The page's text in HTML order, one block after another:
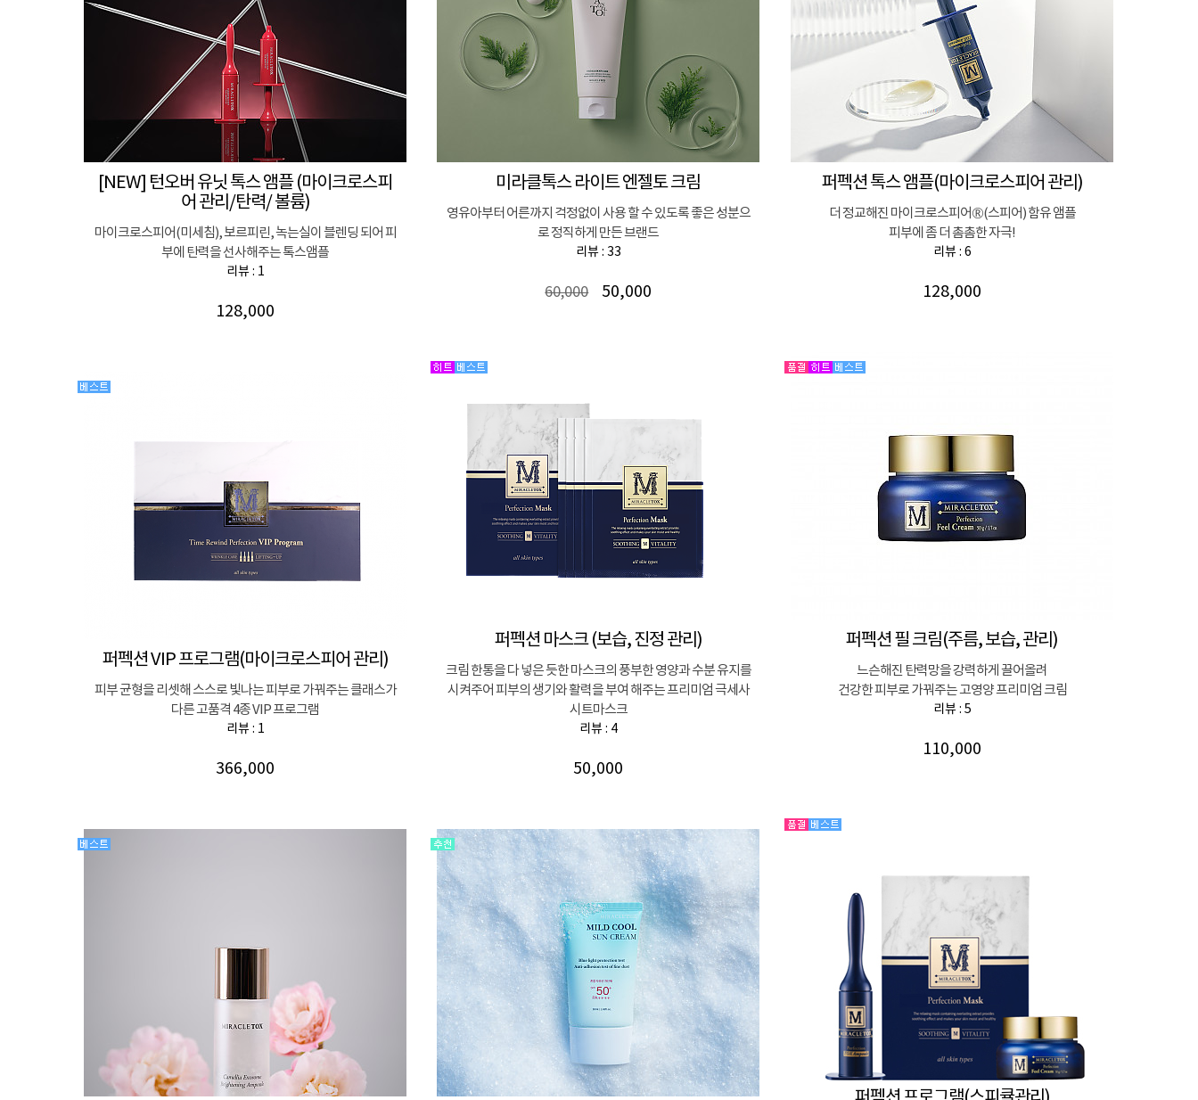
[NEW] 턴오버 유닛 톡스 앰플 (마이크로스피
어 관리/탄력/ 볼륨)
마이크로스피어(미세침), 보르피린, 녹는실이 블렌딩 되어 피
부에 탄력을 선사해주는 톡스앰플
리뷰 : 1
128,000
미라클톡스 라이트 엔젤토 크림
영유아부터 어른까지 걱정없이 사용 할 수 있도록 좋은 성분으
로 정직하게 만든 브랜드
리뷰 : 33
60,000 50,000
퍼펙션 톡스 앰플(마이크로스피어 관리)
더 정교해진 마이크로스피어®(스피어) 함유 앰플
피부에 좀 더 촘촘한 자극!
리뷰 : 6
128,000
퍼펙션 마스크 (보습, 진정 관리)
크림 한통을 다 넣은 듯한 마스크의 풍부한 영양과 수분 유지를
시켜주어 피부의 생기와 활력을 부여 해주는 프리미엄 극세사
시트마스크
리뷰 : 4
50,000
퍼펙션 필 크림(주름, 보습, 관리)
느슨해진 탄력망을 강력하게 끌어올려
건강한 피부로 가꿔주는 고영양 프리미엄 크림
리뷰 : 5
110,000
퍼펙션 VIP 프로그램(마이크로스피어 관리)
피부 균형을 리셋해 스스로 빛나는 피부로 가꿔주는 클래스가
다른 고품격 4종 VIP 프로그램
리뷰 : 1
366,000